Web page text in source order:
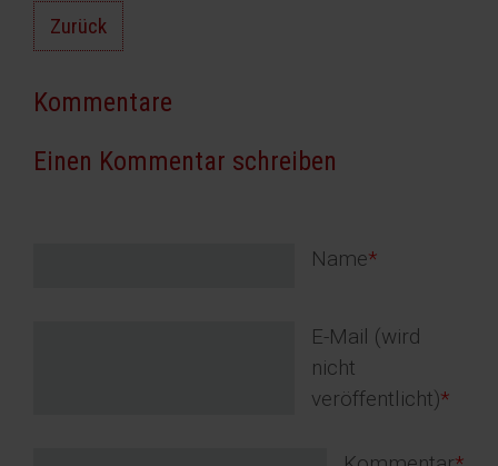
Zurück
Kommentare
Einen Kommentar schreiben
Pflichtfeld
Name*
Pflichtfeld
E-Mail (wird
nicht
veröffentlicht)*